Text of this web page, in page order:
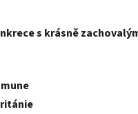
s krásně